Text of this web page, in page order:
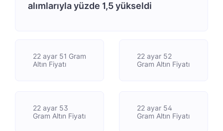
alımlarıyla yüzde 1,5 yükseldi
22 ayar 51 Gram
Altın Fiyatı
22 ayar 52
Gram Altın Fiyatı
22 ayar 53
Gram Altın Fiyatı
22 ayar 54
Gram Altın Fiyatı